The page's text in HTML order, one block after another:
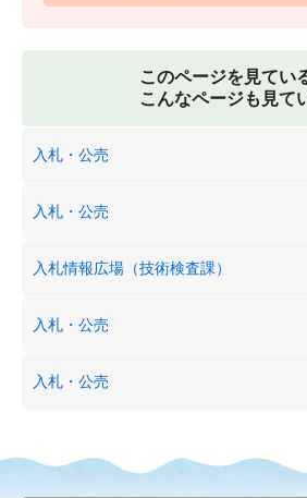
このページを見てい
こんなページも見て
入札・公売
入札・公売
入札情報広場（技術検査課）
入札・公売
入札・公売